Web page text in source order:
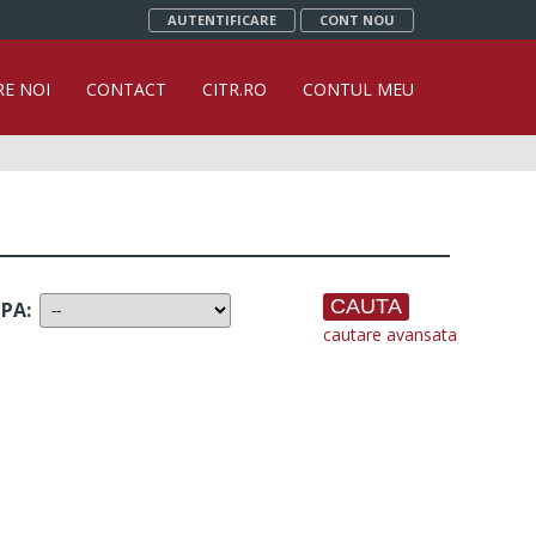
AUTENTIFICARE CONT NOU
NOI CONTACT CITR.RO CONTUL MEU
:
cautare avansata